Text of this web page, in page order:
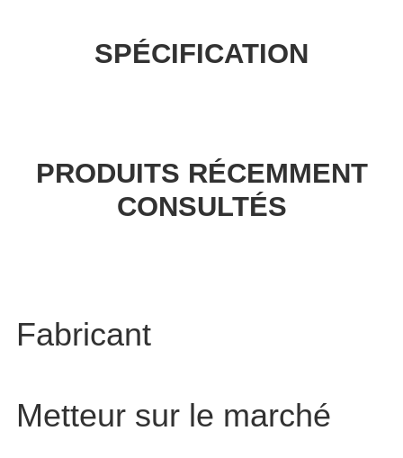
SPÉCIFICATION
PRODUITS RÉCEMMENT
CONSULTÉS
Fabricant
Metteur sur le marché